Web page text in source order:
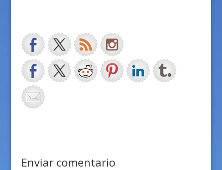
Enviar comentario